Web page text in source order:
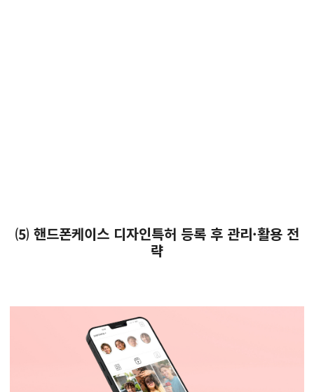
⑸ 핸드폰케이스 디자인특허 등록 후 관리·활용 전
략